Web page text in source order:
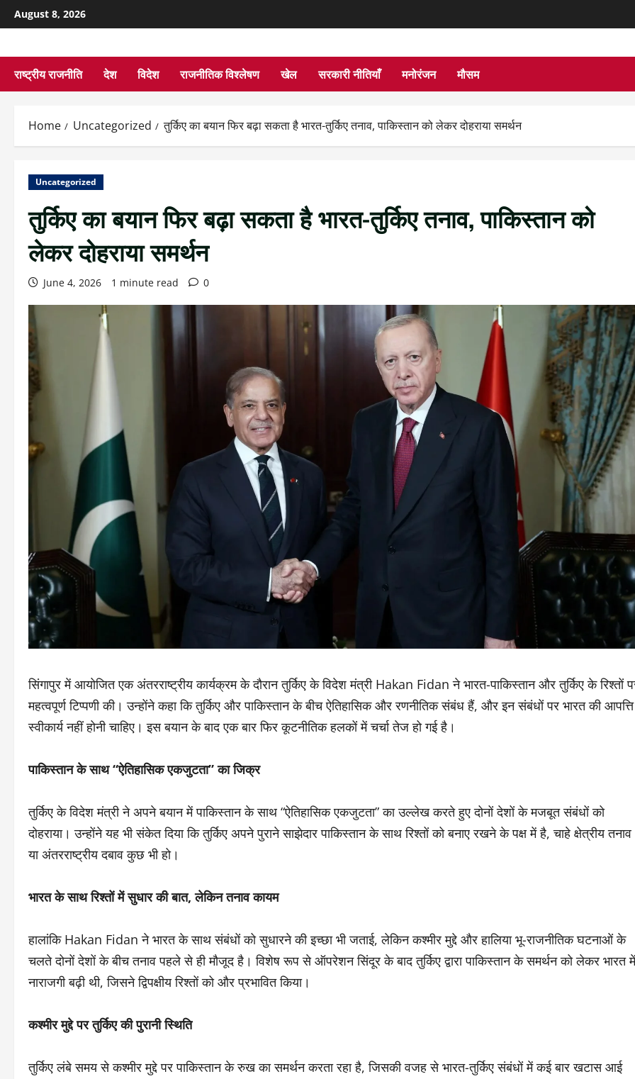
August 8, 2026
राष्ट्रीय राजनीति देश विदेश राजनीतिक विश्लेषण खेल सरकारी नीतियाँ मनोरंजन मौसम
Home Uncategorized तुर्किए का बयान फिर बढ़ा सकता है भारत-तुर्किए तनाव, पाकिस्तान को लेकर दोहराया समर्थन
Uncategorized
तुर्किए का बयान फिर बढ़ा सकता है भारत-तुर्किए तनाव, पाकिस्तान को
लेकर दोहराया समर्थन
June 4, 2026 1 minute read 0
सिंगापुर में आयोजित एक अंतरराष्ट्रीय कार्यक्रम के दौरान तुर्किए के विदेश मंत्री Hakan Fidan ने भारत-पाकिस्तान और तुर्किए के रिश्तों
महत्वपूर्ण टिप्पणी की। उन्होंने कहा कि तुर्किए और पाकिस्तान के बीच ऐतिहासिक और रणनीतिक संबंध हैं, और इन संबंधों पर भारत की आपत्ति
स्वीकार्य नहीं होनी चाहिए। इस बयान के बाद एक बार फिर कूटनीतिक हलकों में चर्चा तेज हो गई है।
पाकिस्तान के साथ “ऐतिहासिक एकजुटता” का जिक्र
तुर्किए के विदेश मंत्री ने अपने बयान में पाकिस्तान के साथ “ऐतिहासिक एकजुटता” का उल्लेख करते हुए दोनों देशों के मजबूत संबंधों को
दोहराया। उन्होंने यह भी संकेत दिया कि तुर्किए अपने पुराने साझेदार पाकिस्तान के साथ रिश्तों को बनाए रखने के पक्ष में है, चाहे क्षेत्रीय तनाव
या अंतरराष्ट्रीय दबाव कुछ भी हो।
भारत के साथ रिश्तों में सुधार की बात, लेकिन तनाव कायम
हालांकि Hakan Fidan ने भारत के साथ संबंधों को सुधारने की इच्छा भी जताई, लेकिन कश्मीर मुद्दे और हालिया भू-राजनीतिक घटनाओं के
चलते दोनों देशों के बीच तनाव पहले से ही मौजूद है। विशेष रूप से ऑपरेशन सिंदूर के बाद तुर्किए द्वारा पाकिस्तान के समर्थन को लेकर भारत में
नाराजगी बढ़ी थी, जिसने द्विपक्षीय रिश्तों को और प्रभावित किया।
कश्मीर मुद्दे पर तुर्किए की पुरानी स्थिति
तुर्किए लंबे समय से कश्मीर मुद्दे पर पाकिस्तान के रुख का समर्थन करता रहा है, जिसकी वजह से भारत-तुर्किए संबंधों में कई बार खटास आई